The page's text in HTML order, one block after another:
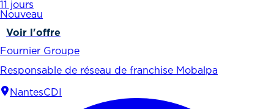
11 jours
Nouveau
Voir l'offre
Fournier Groupe
Responsable de réseau de franchise Mobalpa
NantesCDI